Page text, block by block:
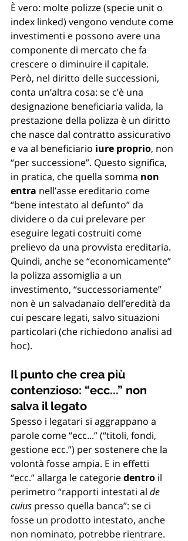
È vero: molte polizze (specie unit o
index linked) vengono vendute come
investimenti e possono avere una
componente di mercato che fa
crescere o diminuire il capitale.
Però, nel diritto delle successioni,
conta un’altra cosa: se c’è una
designazione beneficiaria valida, la
prestazione della polizza è un diritto
che nasce dal contratto assicurativo
e va al beneficiario iure proprio, non
“per successione”. Questo significa,
in pratica, che quella somma non
entra nell’asse ereditario come
“bene intestato al defunto” da
dividere o da cui prelevare per
eseguire legati costruiti come
prelievo da una provvista ereditaria.
Quindi, anche se “economicamente”
la polizza assomiglia a un
investimento, “successoriamente”
non è un salvadanaio dell’eredità da
cui pescare legati, salvo situazioni
particolari (che richiedono analisi ad
hoc).
Il punto che crea più
contenzioso: “ecc...” non
salva il legato
Spesso i legatari si aggrappano a
parole come “ecc...” (“titoli, fondi,
gestione ecc.”) per sostenere che la
volontà fosse ampia. E in effetti
“ecc.” allarga le categorie dentro il
perimetro “rapporti intestati al de
cuius presso quella banca”: se ci
fosse un prodotto intestato, anche
non nominato, potrebbe rientrare.